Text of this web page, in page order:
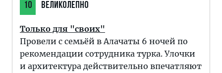
10 ВЕЛИКОЛЕПНО
Только для "своих"
Провели с семьёй в Алачаты 6 ночей по
рекомендации сотрудника турка. Улочки
и архитектура действительно впечатляют